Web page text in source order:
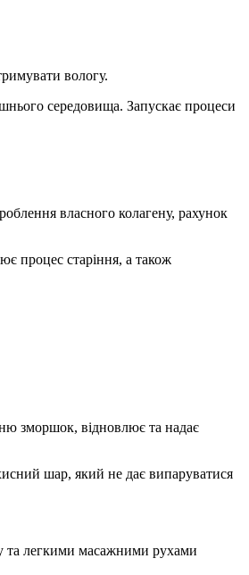
вологу.
середовища. Запускає процеси
власного колагену, рахунок
процес старіння, а також
зморшок, відновлює та надає
шар, який не дає випаруватися
та легкими масажними рухами